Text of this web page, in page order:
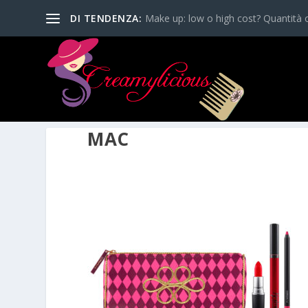
DI TENDENZA: Make up: low o high cost? Quantità
MAC